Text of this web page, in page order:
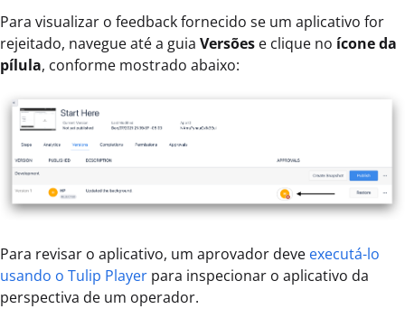
Para visualizar o feedback fornecido se um aplicativo for
rejeitado, navegue até a guia Versões e clique no ícone da
pílula, conforme mostrado abaixo:
Para revisar o aplicativo, um aprovador deve executá-lo
usando o Tulip Player para inspecionar o aplicativo da
perspectiva de um operador.